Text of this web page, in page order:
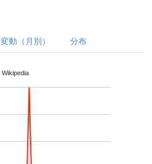
変動（月別） 分布
Wikipedia